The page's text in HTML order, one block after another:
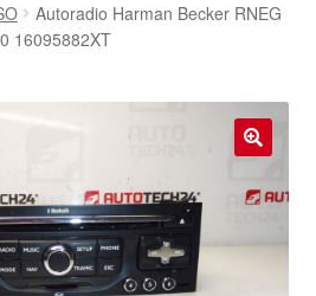
Autoradio Harman Becker RNEG
16095882XT